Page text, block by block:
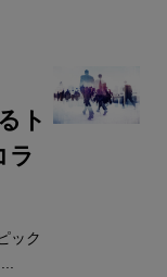
ト
ラ
ック